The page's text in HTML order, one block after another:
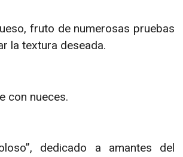
fruto de numerosas pruebas
la textura deseada.
con nueces.
dedicado a amantes del